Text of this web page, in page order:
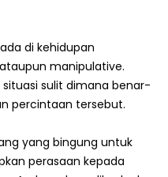
di kehidupan
manipulative.
sulit dimana benar-
percintaan tersebut.
yang bingung untuk
perasaan kepada